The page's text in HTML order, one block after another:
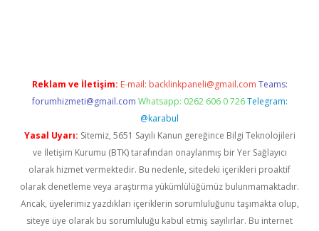
Reklam ve İletişim: E-mail: backlinkpaneli@gmail.com Teams:
forumhizmeti@gmail.com Whatsapp: 0262 606 0 726 Telegram:
@karabul
Yasal Uyarı: Sitemiz, 5651 Sayılı Kanun gereğince Bilgi Teknolojileri
ve İletişim Kurumu (BTK) tarafından onaylanmış bir Yer Sağlayıcı
olarak hizmet vermektedir. Bu nedenle, sitedeki içerikleri proaktif
olarak denetleme veya araştırma yükümlülüğümüz bulunmamaktadır.
Ancak, üyelerimiz yazdıkları içeriklerin sorumluluğunu taşımakta olup,
siteye üye olarak bu sorumluluğu kabul etmiş sayılırlar. Bu internet